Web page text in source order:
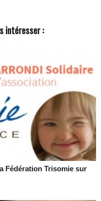
intéresser :
Fédération Trisomie sur